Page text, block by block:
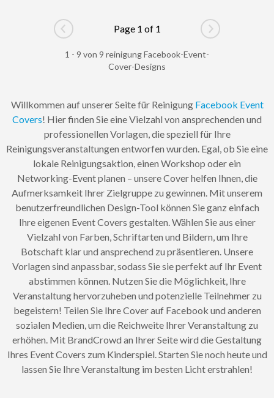
Go to previous page
Page 1 of 1
Go to next
1 - 9 von 9 reinigung Facebook-Event-
Cover-Designs
Willkommen auf unserer Seite für Reinigung Facebook Event
Covers! Hier finden Sie eine Vielzahl von ansprechenden und
professionellen Vorlagen, die speziell für Ihre
Reinigungsveranstaltungen entworfen wurden. Egal, ob Sie eine
lokale Reinigungsaktion, einen Workshop oder ein
Networking-Event planen – unsere Cover helfen Ihnen, die
Aufmerksamkeit Ihrer Zielgruppe zu gewinnen. Mit unserem
benutzerfreundlichen Design-Tool können Sie ganz einfach
Ihre eigenen Event Covers gestalten. Wählen Sie aus einer
Vielzahl von Farben, Schriftarten und Bildern, um Ihre
Botschaft klar und ansprechend zu präsentieren. Unsere
Vorlagen sind anpassbar, sodass Sie sie perfekt auf Ihr Event
abstimmen können. Nutzen Sie die Möglichkeit, Ihre
Veranstaltung hervorzuheben und potenzielle Teilnehmer zu
begeistern! Teilen Sie Ihre Cover auf Facebook und anderen
sozialen Medien, um die Reichweite Ihrer Veranstaltung zu
erhöhen. Mit BrandCrowd an Ihrer Seite wird die Gestaltung
Ihres Event Covers zum Kinderspiel. Starten Sie noch heute und
lassen Sie Ihre Veranstaltung im besten Licht erstrahlen!